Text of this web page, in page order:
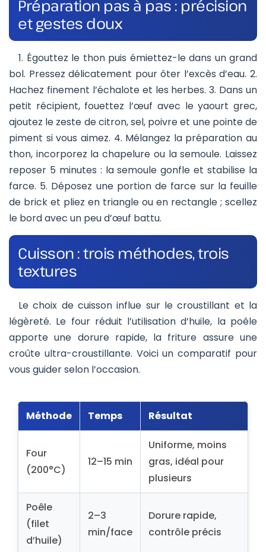
Préparation pas à pas : précision
et gestes doux
1. Égouttez le thon puis émiettez-le dans un grand
bol. Pressez délicatement pour ôter l’excès d’eau. 2.
Hachez finement l’échalote et les herbes. 3. Dans un
petit récipient, fouettez l’œuf avec le yaourt grec,
ajoutez le zeste de citron, sel, poivre et une pointe de
piment si vous aimez. 4. Mélangez la préparation au
thon, incorporez la chapelure ou la semoule. Laissez
reposer 5 minutes : la semoule gonfle et stabilise la
farce. 5. Déposez une portion de farce sur la feuille
de brick et pliez en triangle ou en rectangle ; scellez
le bord avec un peu d’œuf battu.
Cuisson : trois méthodes, trois
textures
Le choix de cuisson influe sur le croustillant et la
légèreté. Le four réduit l’utilisation d’huile, la poêle
apporte une dorure rapide, la friture assure une
croûte ultra-croustillante. Voici un comparatif pour
vous guider selon l’occasion.
Méthode Temps Résultat
Four
(200°C)
12–15 min
Uniforme, moins
gras, idéal pour
plusieurs
Poêle
(filet
d’huile)
2–3
min/face
Dorure rapide,
contrôle précis